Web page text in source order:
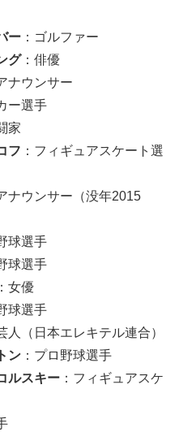
ー ：ゴルファー
グ：俳優
ナウンサー
ー選手
家
フ ：フィギュアスケート選
ナウンサー（没年2015
球選手
球選手
：女優
球選手
人（日本エレキテル連合）
ン ：プロ野球選手
ルスキー ：フィギュアスケ